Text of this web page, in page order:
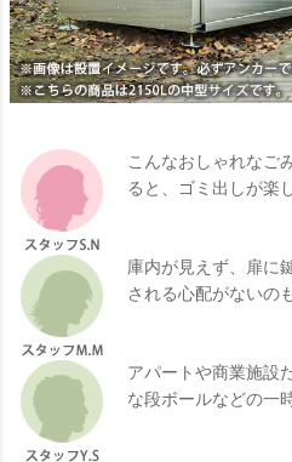
こんなおしゃれなご
ると、ゴミ出しが楽
庫内が見えず、扉に
される心配がないの
アパートや商業施設
な段ボールなどの一